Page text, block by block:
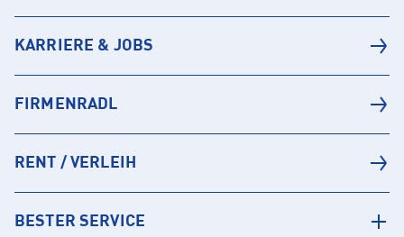
KARRIERE & JOBS
FIRMENRADL
RENT / VERLEIH
BESTER SERVICE